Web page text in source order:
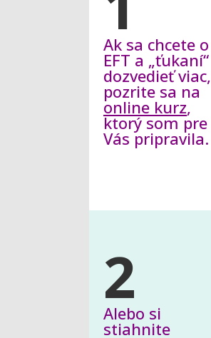
Ak sa chcete o
EFT a „ťukaní“
dozvedieť viac,
pozrite sa na
online kurz,
ktorý som pre
Vás pripravila.
2
Alebo si
stiahnite